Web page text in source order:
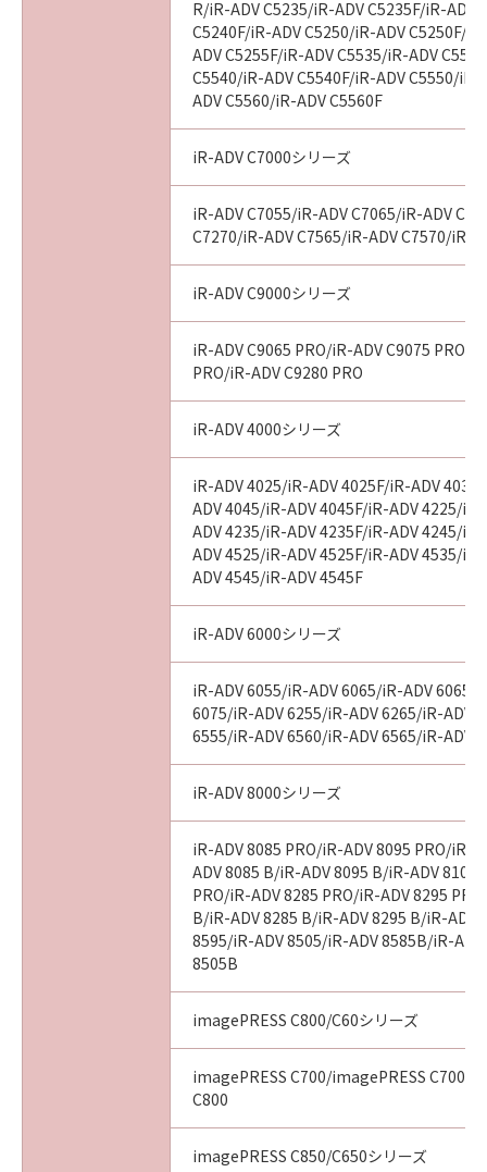
R/iR-ADV C5235/iR-ADV C5235F/iR-ADV
C5240F/iR-ADV C5250/iR-ADV C5250F/
ADV C5255F/iR-ADV C5535/iR-ADV
C5540/iR-ADV C5540F/iR-ADV C5550/iR-
ADV C5560/iR-ADV C5560F
iR-ADV C7000シリーズ
iR-ADV C7055/iR-ADV C7065/iR-ADV
C7270/iR-ADV C7565/iR-ADV C7570/iR-
iR-ADV C9000シリーズ
iR-ADV C9065 PRO/iR-ADV C9075 PRO/
PRO/iR-ADV C9280 PRO
iR-ADV 4000シリーズ
iR-ADV 4025/iR-ADV 4025F/iR-ADV
ADV 4045/iR-ADV 4045F/iR-ADV 4225/
ADV 4235/iR-ADV 4235F/iR-ADV 4245/
ADV 4525/iR-ADV 4525F/iR-ADV 4535/
ADV 4545/iR-ADV 4545F
iR-ADV 6000シリーズ
iR-ADV 6055/iR-ADV 6065/iR-ADV 6065-
6075/iR-ADV 6255/iR-ADV 6265/iR-ADV
6555/iR-ADV 6560/iR-ADV 6565/iR-ADV
iR-ADV 8000シリーズ
iR-ADV 8085 PRO/iR-ADV 8095 PRO/iR-
ADV 8085 B/iR-ADV 8095 B/iR-ADV 8105
PRO/iR-ADV 8285 PRO/iR-ADV 8295
B/iR-ADV 8285 B/iR-ADV 8295 B/iR-ADV
8595/iR-ADV 8505/iR-ADV 8585B/iR-
8505B
imagePRESS C800/C60シリーズ
imagePRESS C700/imagePRESS C700L/
C800
imagePRESS C850/C650シリーズ